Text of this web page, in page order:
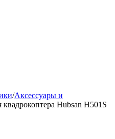
/Аксессуары и
Hubsan H501S